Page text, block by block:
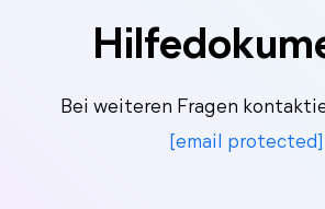
Bei weiteren Fragen
[email protected]